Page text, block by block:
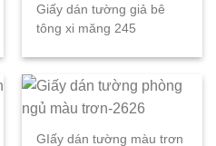
Giấy dán tường giả bê
tông xi măng 245
GIấy dán tường màu trơn